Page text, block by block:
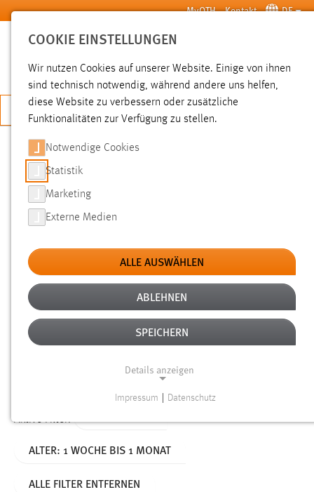
Zum Hauptinhalt springen MyOTH Kontakt DE
SUCHE
JETZT BEWERBEN
SUCHE
FILTER
Typ
Erstellungsdatum
Alter
Aktive Filter:
ALTER: 1 WOCHE BIS 1 MONAT
ALLE FILTER ENTFERNEN
COOKIE EINSTELLUNGEN
Wir nutzen Cookies auf unserer Website. Einige von ihnen
sind technisch notwendig, während andere uns helfen,
diese Website zu verbessern oder zusätzliche
Funktionalitäten zur Verfügung zu stellen.
Notwendige Cookies
Statistik
Marketing
Externe Medien
ALLE AUSWÄHLEN
ABLEHNEN
SPEICHERN
Details anzeigen
Funktionen und sind für die einwandfreie Funktion der
Impressum Datenschutz